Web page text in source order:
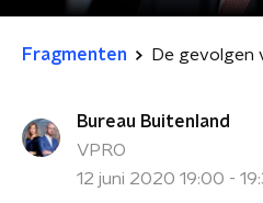
Fragmenten
Bureau Buitenland
VPRO
12 juni 2020 19:00 -